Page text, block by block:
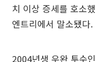
치 이상 증세를 호소
엔트리에서 말소됐다.
2004년생 우완 투수